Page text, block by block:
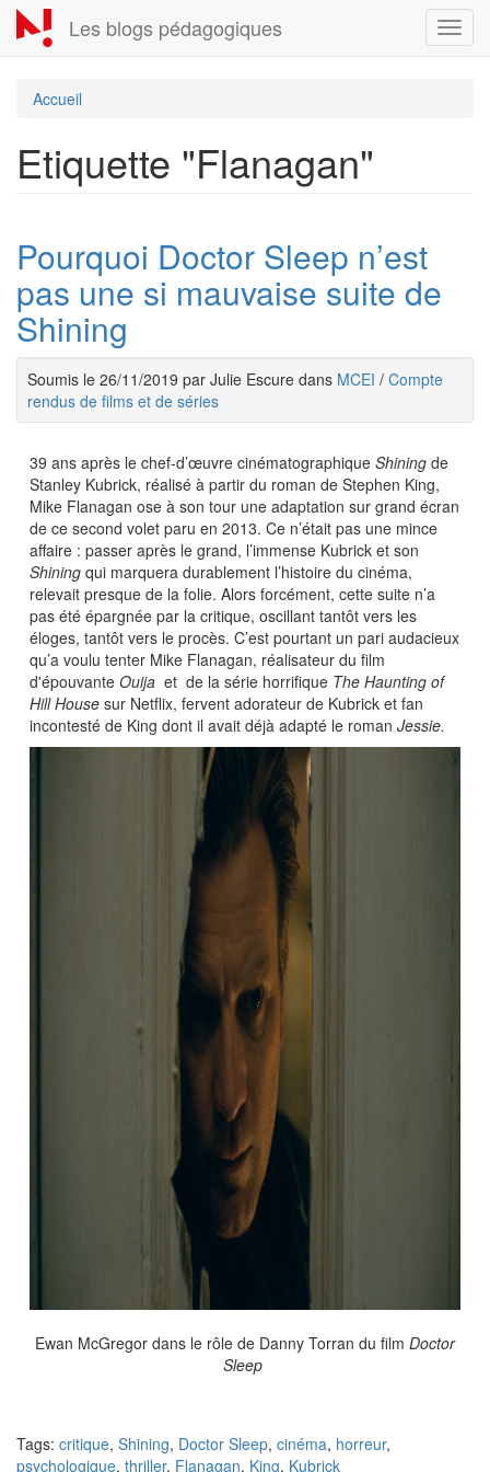
Aller
au
contenu
Les blogs pédagogiques
Accueil
Etiquette "Flanagan"
Pourquoi Doctor Sleep n’est
pas une si mauvaise suite de
Shining
Soumis le 26/11/2019 par Julie Escure dans MCEI / Compte
rendus de films et de séries
39 ans après le chef-d’œuvre cinématographique Shining de
Stanley Kubrick, réalisé à partir du roman de Stephen King,
Mike Flanagan ose à son tour une adaptation sur grand écran
de ce second volet paru en 2013. Ce n’était pas une mince
affaire : passer après le grand, l’immense Kubrick et son
Shining qui marquera durablement l’histoire du cinéma,
relevait presque de la folie. Alors forcément, cette suite n’a
pas été épargnée par la critique, oscillant tantôt vers les
éloges, tantôt vers le procès. C’est pourtant un pari audacieux
qu’a voulu tenter Mike Flanagan, réalisateur du film
d'épouvante Ouija et de la série horrifique The Haunting of
Hill House sur Netflix, fervent adorateur de Kubrick et fan
incontesté de King dont il avait déjà adapté le roman Jessie.
Ewan McGregor dans le rôle de Danny Torran du film Doctor
Sleep
Tags: critique, Shining, Doctor Sleep, cinéma, horreur,
psychologique, thriller, Flanagan, King, Kubrick